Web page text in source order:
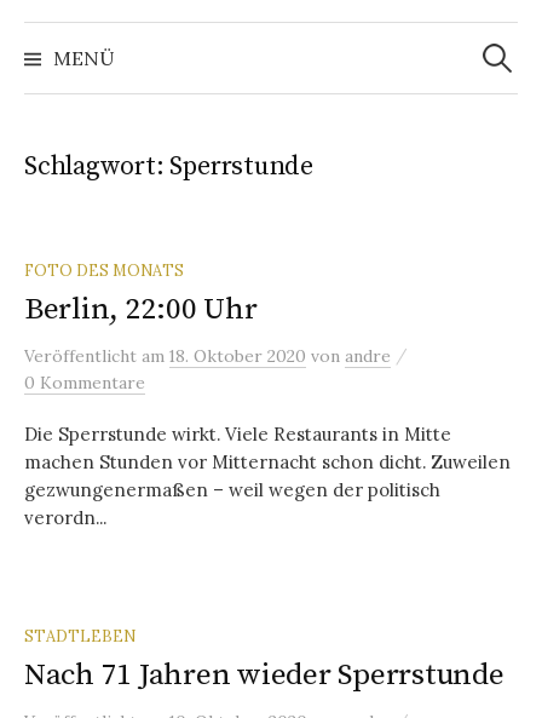
MENÜ
Suchen
nach:
Schlagwort: Sperrstunde
FOTO DES MONATS
Berlin, 22:00 Uhr
Veröffentlicht am 18. Oktober 2020 von andre /
0 Kommentare
Die Sperrstunde wirkt. Viele Restaurants in Mitte
machen Stunden vor Mitternacht schon dicht. Zuweilen
gezwungenermaßen – weil wegen der politisch
verordn...
STADTLEBEN
Nach 71 Jahren wieder Sperrstunde